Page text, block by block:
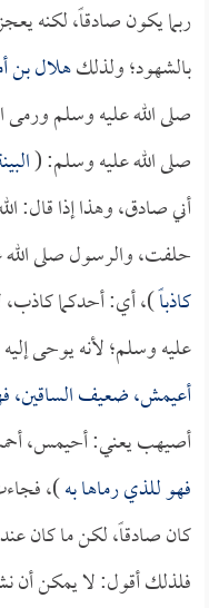
ربما يكون صادقاً، لكنه
بالشهود؛ ولذلكهلال بن
صلى الله عليه وسلم ورمى
صلى الله عليه وسلم: (
أني صادق، وهذا إذا قال:
حلفت، والرسول صلى
كاذباً)، أي: أحدكما
عليه وسلم؛ لأنه يوحى
أعيمش، ضعيف الساقين،
أصيهب يعني: أحيمس،
فهو للذي رماها به)،
كان صادقاً، لكن ما كان
فلذلك أقول: لا يمكن أن